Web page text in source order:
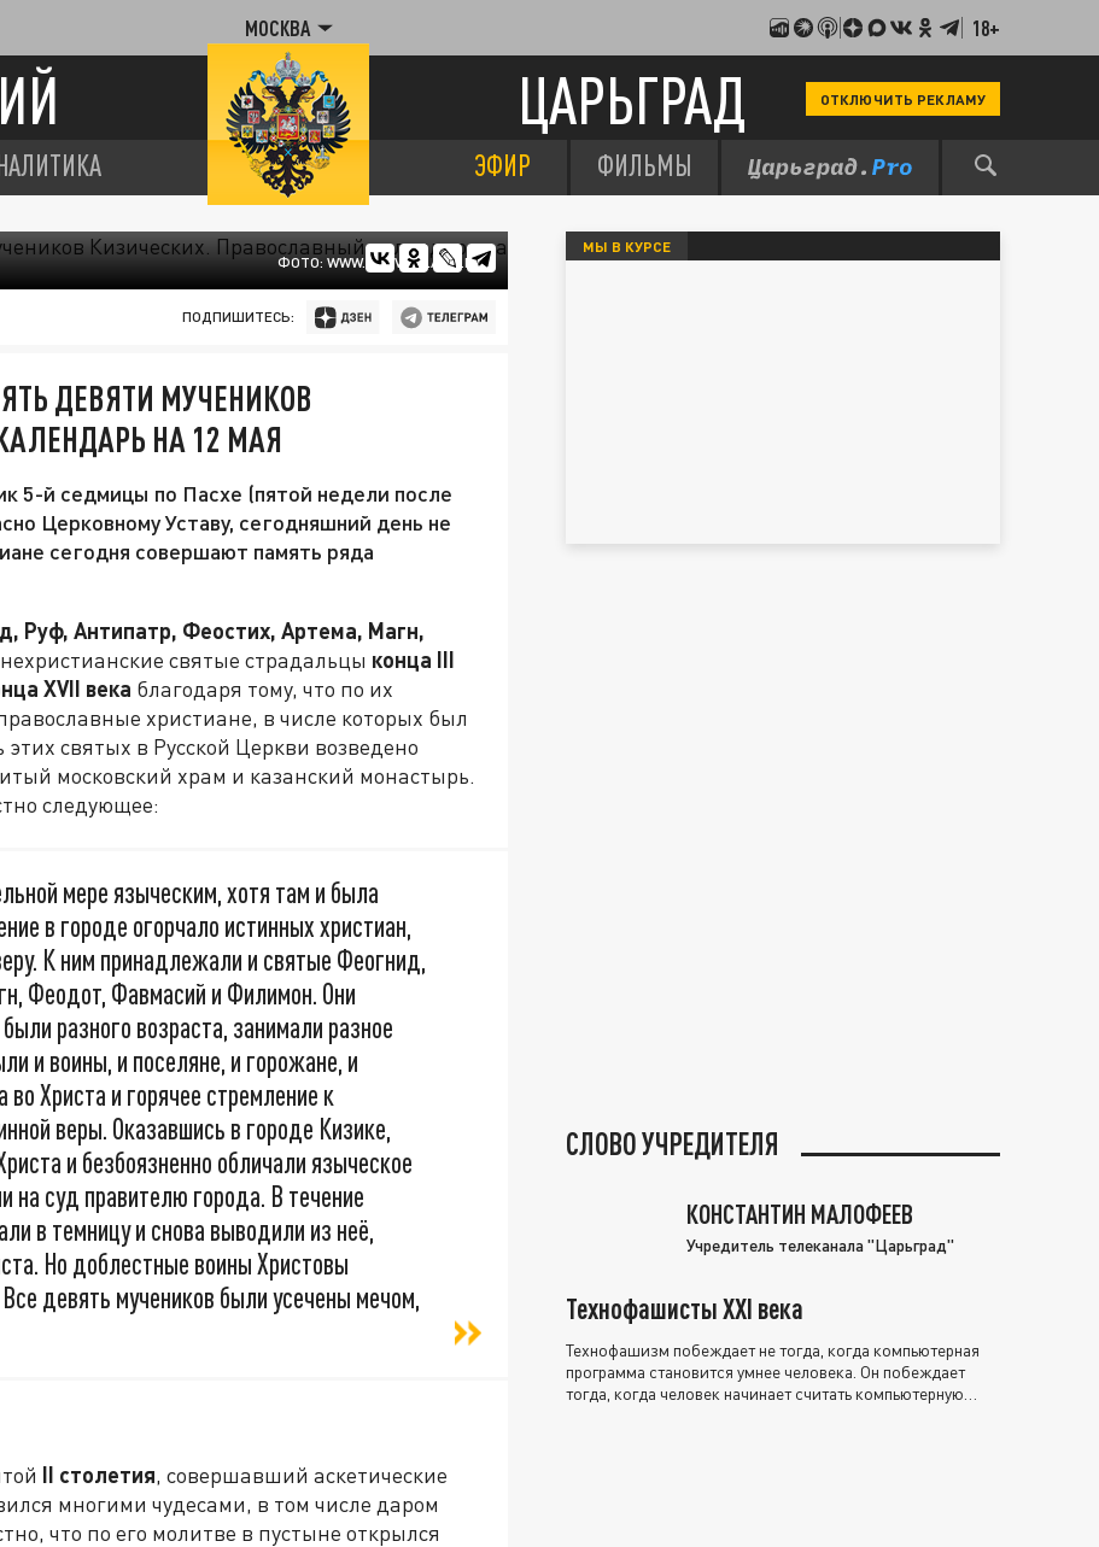
МОСКВА 18+
ЦАРЬГРАД ОТКЛЮЧИТЬ РЕКЛАМУ
ЭФИР ФИЛЬМЫ
ФОТО: WWW.PRAVOSLAVIE.RU
ПОДПИШИТЕСЬ:
ДЕВЯТИ МУЧЕНИКОВ
НА 12 МАЯ
5-й седмицы по Пасхе (пятой недели после
Церковному Уставу, сегодняшний день не
сегодня совершают память ряда
Руф, Антипатр, Феостих, Артема, Магн,
святые страдальцы конца III
XVII века благодаря тому, что по их
христиане, в числе которых был
святых в Русской Церкви возведено
московский храм и казанский монастырь.
следующее:
мере языческим, хотя там и была
в городе огорчало истинных христиан,
К ним принадлежали и святые Феогнид,
Феодот, Фавмасий и Филимон. Они
разного возраста, занимали разное
и воины, и поселяне, и горожане, и
Христа и горячее стремление к
веры. Оказавшись в городе Кизике,
и безбоязненно обличали языческое
на суд правителю города. В течение
в темницу и снова выводили из неё,
Но доблестные воины Христовы
девять мучеников были усечены мечом,
II столетия, совершавший аскетические
многими чудесами, в том числе даром
что по его молитве в пустыне открылся
МЫ В КУРСЕ
СЛОВО УЧРЕДИТЕЛЯ
КОНСТАНТИН МАЛОФЕЕВ
Учредитель телеканала "Царьград"
Технофашисты XXI века
Технофашизм побеждает не тогда, когда компьютерная
программа становится умнее человека. Он побеждает
тогда, когда человек начинает считать компьютерную